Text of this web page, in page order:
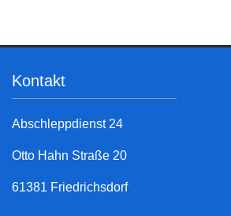
Kontakt
Abschleppdienst 24
Otto Hahn Straße 20
61381 Friedrichsdorf